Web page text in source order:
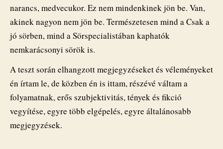
narancs, medvecukor. Ez nem mindenkinek jön be. Van,
akinek nagyon nem jön be. Természetesen mind a Csak a
jó sörben, mind a Sörspecialistában kaphatók
nemkarácsonyi sörök is.
A teszt során elhangzott megjegyzéseket és véleményeket
én írtam le, de közben én is ittam, részévé váltam a
folyamatnak, erős szubjektivitás, tények és fikció
vegyítése, egyre több elgépelés, egyre általánosabb
megjegyzések.